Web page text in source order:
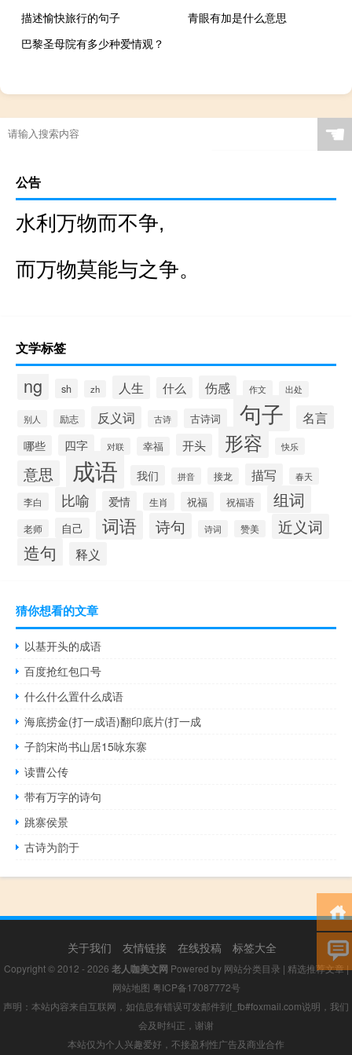
描述愉快旅行的句子
青眼有加是什么意思
巴黎圣母院有多少种爱情观？
☚
公告
水利万物而不争,
而万物莫能与之争。
文学标签
ng sh zh 人生 什么 伤感 作文 出处
别人 励志 反义词 古诗 古诗词 句子 名言
哪些 四字 对联 幸福 开头 形容 快乐
意思 成语 我们 拼音 接龙 描写 春天
李白 比喻 爱情 生肖 祝福 祝福语 组词
老师 自己 词语 诗句 诗词 赞美 近义词
造句 释义
猜你想看的文章
以基开头的成语
百度抢红包口号
什么什么置什么成语
海底捞金(打一成语)翻印底片(打一成
子韵宋尚书山居15咏东寨
读曹公传
带有万字的诗句
跳寨侯景
古诗为韵于
关于我们 友情链接 在线投稿 标签大全
Copyright © 2012 - 2026 老人咖美文网 Powered by 网站分类目录 | 精选推荐文章|
网站地图 粤ICP备17087772号
声明：本站内容来自互联网，如信息有错误可发邮件到f_fb#foxmail.com说明，我们
会及时纠正，谢谢
本站仅为个人兴趣爱好，不接盈利性广告及商业合作